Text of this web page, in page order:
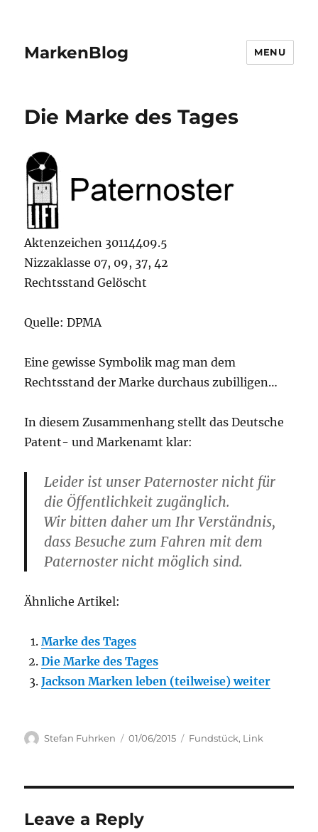
MarkenBlog MENU
Die Marke des Tages
Aktenzeichen 30114409.5
Nizzaklasse 07, 09, 37, 42
Rechtsstand Gelöscht
Quelle: DPMA
Eine gewisse Symbolik mag man dem
Rechtsstand der Marke durchaus zubilligen…
In diesem Zusammenhang stellt das Deutsche
Patent- und Markenamt klar:
Leider ist unser Paternoster nicht für
die Öffentlichkeit zugänglich.
Wir bitten daher um Ihr Verständnis,
dass Besuche zum Fahren mit dem
Paternoster nicht möglich sind.
Ähnliche Artikel:
Marke des Tages
Die Marke des Tages
Jackson Marken leben (teilweise) weiter
Author
Stefan Fuhrken
Posted
01/06/2015 Categories
Fundstück, Link
Leave a Reply